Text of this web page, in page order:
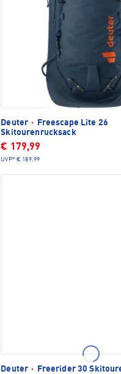
Deuter ·
Freescape Lite 26
Skitourenrucksack
€ 179,99
UVP* € 189,99
Deuter · Freerider 30